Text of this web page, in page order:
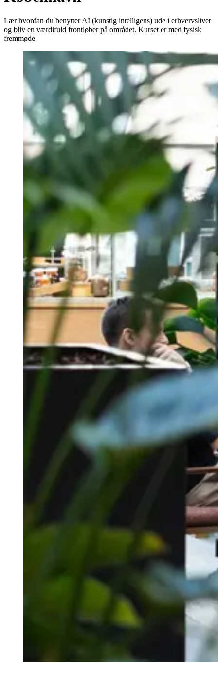
Lær hvordan du benytter AI (kunstig intelligens) ude i erhvervslivet
og bliv en værdifuld frontløber på området. Kurset er med fysisk
fremmøde.